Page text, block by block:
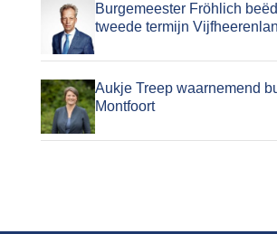
Burgemeester Fröhlich
tweede termijn
Aukje Treep waarnemend
Montfoort